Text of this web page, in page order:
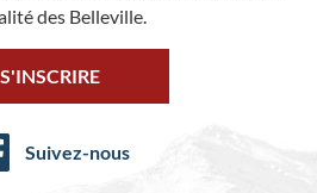
des Belleville.
S'INSCRIRE
Suivez-nous